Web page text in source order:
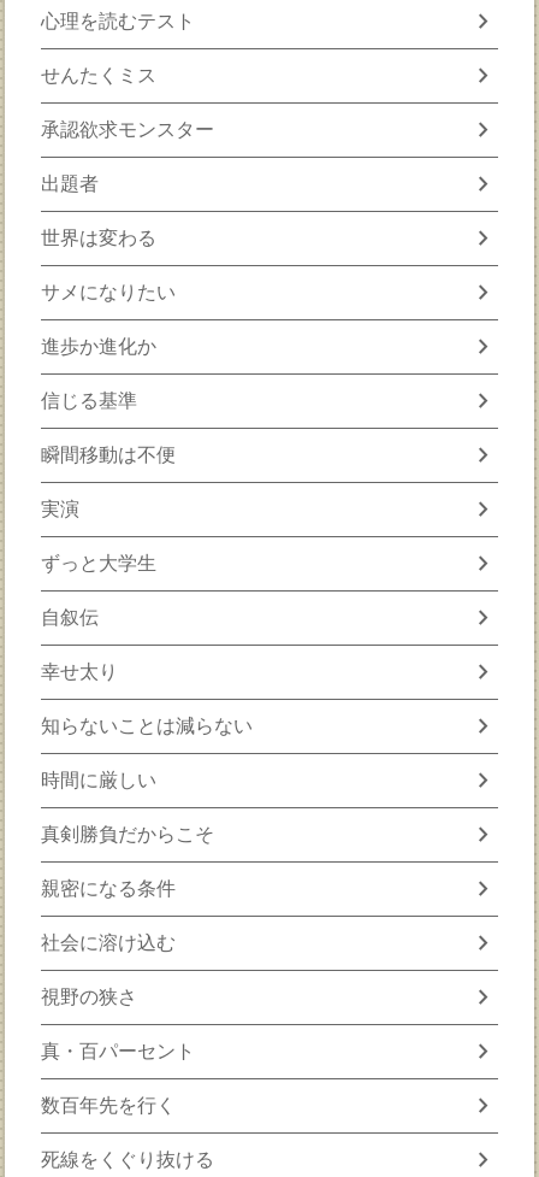
心理を読むテスト chevron_right
せんたくミス chevron_right
承認欲求モンスター chevron_right
出題者 chevron_right
世界は変わる chevron_right
サメになりたい chevron_right
進歩か進化か chevron_right
信じる基準 chevron_right
瞬間移動は不便 chevron_right
実演 chevron_right
ずっと大学生 chevron_right
自叙伝 chevron_right
幸せ太り chevron_right
知らないことは減らない chevron_right
時間に厳しい chevron_right
真剣勝負だからこそ chevron_right
親密になる条件 chevron_right
社会に溶け込む chevron_right
視野の狭さ chevron_right
真・百パーセント chevron_right
数百年先を行く chevron_right
死線をくぐり抜ける chevron_right